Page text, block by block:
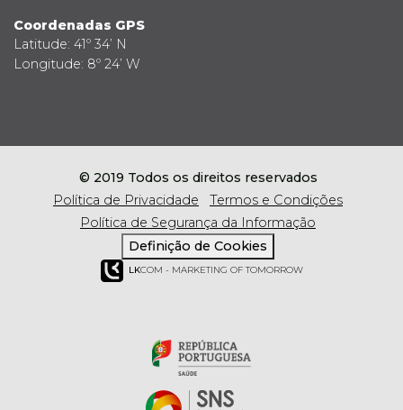
Coordenadas GPS
Latitude: 41º 34’ N
Longitude: 8º 24’ W
© 2019 Todos os direitos reservados
Política de Privacidade
Termos e Condições
Política de Segurança da Informação
Definição de Cookies
LKCOM - MARKETING OF TOMORROW